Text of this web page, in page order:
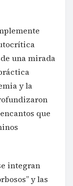
una mirada
y la
que
integran
y las